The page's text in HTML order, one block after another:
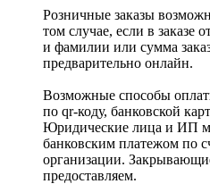
Розничные заказы
том случае, если в заказе
и фамилии или сумма
предварительно онлайн.
Возможные способы
по qr-коду, банковской
Юридические лица и ИП
банковским платежом по
организации.
предоставляем.